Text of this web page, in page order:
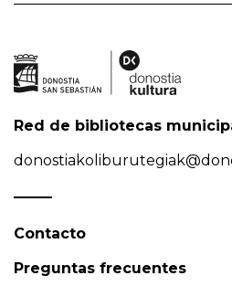
Red de bibliotecas
Contacto
Preguntas frecuentes